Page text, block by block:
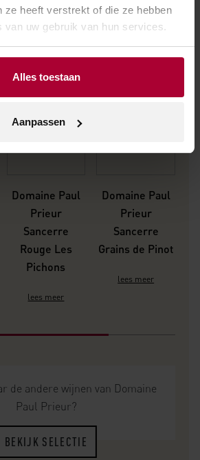
ze heeft verstrekt of die ze hebben
van uw gebruik van hun services.
Alles toestaan
Aanpassen
Domaine Paul
Prieur
Sancerre
Rouge Les
Pichons
lees meer
Domaine Paul
Prieur
Sancerre
Grains de Pinot
lees meer
de andere wijnen van Domaine
Paul Prieur?
BEKIJK SELECTIE